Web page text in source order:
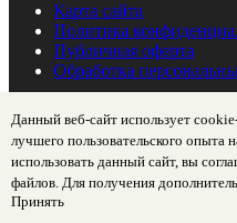
Данный веб-сайт использует
лучшего пользовательского опыта
использовать данный сайт, вы
файлов. Для получения
Принять
Карта сайта
Политика
Публичная оферта
Обработка